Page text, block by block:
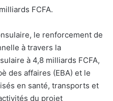
FCFA.
le renforcement de
à travers la
à 4,8 milliards FCFA,
des affaires (EBA) et le
en santé, transports et
du projet